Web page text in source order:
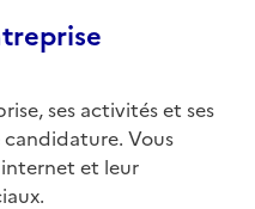
ses activités et ses
Vous
et leur